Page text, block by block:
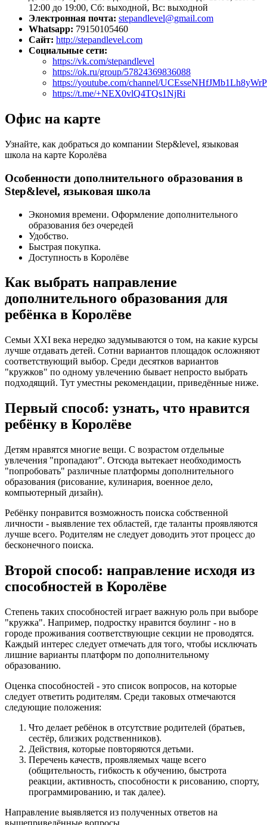
12:00 до 19:00, Сб: выходной, Вс: выходной
Электронная почта: stepandlevel@gmail.com
Whatsapp: 79150105460
Сайт: http://stepandlevel.com
Социальные сети:
https://vk.com/stepandlevel
https://ok.ru/group/57824369836088
https://youtube.com/channel/
https://t.me/+NEX0vlQ4TQs1NjRi
Офис на карте
Узнайте, как добраться до компании Step&level, языковая
школа на карте Королёва
Особенности дополнительного образования в
Step&level, языковая школа
Экономия времени. Оформление дополнительного
образования без очередей
Удобство.
Быстрая покупка.
Доступность в Королёве
Как выбрать направление
дополнительного образования для
ребёнка в Королёве
Семьи XXI века нередко задумываются о том, на какие курсы
лучше отдавать детей. Сотни вариантов площадок осложняют
соответствующий выбор. Среди десятков вариантов
"кружков" по одному увлечению бывает непросто выбрать
подходящий. Тут уместны рекомендации, приведённые ниже.
Первый способ: узнать, что нравится
ребёнку в Королёве
Детям нравятся многие вещи. С возрастом отдельные
увлечения "пропадают". Отсюда вытекает необходимость
"попробовать" различные платформы дополнительного
образования (рисование, кулинария, военное дело,
компьютерный дизайн).
Ребёнку понравится возможность поиска собственной
личности - выявление тех областей, где таланты проявляются
лучше всего. Родителям не следует доводить этот процесс до
бесконечного поиска.
Второй способ: направление исходя из
способностей в Королёве
Степень таких способностей играет важную роль при выборе
"кружка". Например, подростку нравится боулинг - но в
городе проживания соответствующие секции не проводятся.
Каждый интерес следует отмечать для того, чтобы исключать
лишние варианты платформ по дополнительному
образованию.
Оценка способностей - это список вопросов, на которые
следует ответить родителям. Среди таковых отмечаются
следующие положения:
Что делает ребёнок в отсутствие родителей (братьев,
сестёр, близких родственников).
Действия, которые повторяются детьми.
Перечень качеств, проявляемых чаще всего
(общительность, гибкость к обучению, быстрота
реакции, активность, способности к рисованию, спорту,
программированию, и так далее).
Направление выявляется из полученных ответов на
вышеприведённые вопросы.